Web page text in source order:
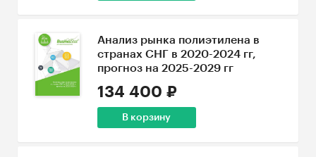
Анализ рынка полиэтилена в
странах СНГ в 2020-2024 гг,
прогноз на 2025-2029 гг
134 400 ₽
В корзину